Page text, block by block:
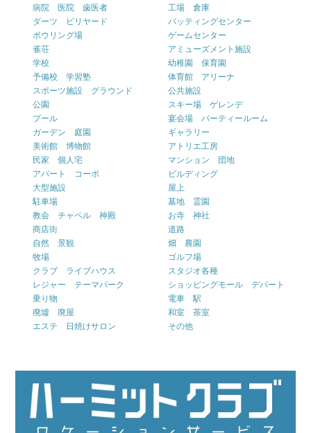
病院 医院 歯医者
工場 倉庫
ダーツ ビリヤード
バッティングセンター
ボウリング場
ゲームセンター
雀荘
アミューズメント施設
学校
幼稚園 保育園
予備校 学習塾
体育館 アリーナ
スポーツ施設 グラウンド
公共施設
公園
スキー場 ゲレンデ
プール
宴会場 パーティールーム
ガーデン 庭園
ギャラリー
美術館 博物館
アトリエ工房
民家 個人宅
マンション 団地
アパート コーポ
ビルディング
大型施設
屋上
駐車場
墓地 霊園
教会 チャペル 神殿
お寺 神社
商店街
道路
自然 景観
畑 農園
牧場
ゴルフ場
クラブ ライブハウス
スタジオ各種
レジャー テーマパーク
ショッピングモール デパート
乗り物
電車 駅
廃墟 廃屋
和室 茶室
エステ 日焼けサロン
その他